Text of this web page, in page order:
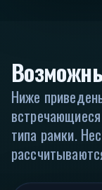
Ниже
типа рамки.